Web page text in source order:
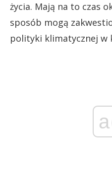
życia. Mają na to czas
sposób mogą
polityki klimatycznej w